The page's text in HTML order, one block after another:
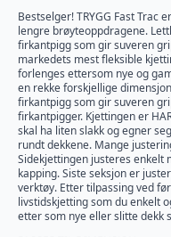
Bestselger! TRYGG Fast
lengre brøyteoppdragene.
firkantpigg som gir suveren
markedets mest fleksible
forlenges ettersom nye og
en rekke forskjellige
firkantpigg som gir suveren
firkantpigger. Kjettingen er
skal ha liten slakk og egner
rundt dekkene. Mange
Sidekjettingen justeres enkelt
kapping. Siste seksjon er
verktøy. Etter tilpassing ved
livstidskjetting som du enkelt
etter som nye eller slitte dekk